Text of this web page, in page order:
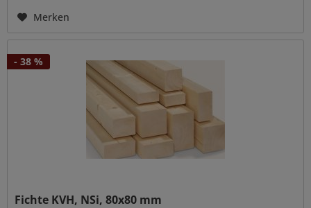
Merken
- 38 %
Fichte KVH, NSi, 80x80 mm